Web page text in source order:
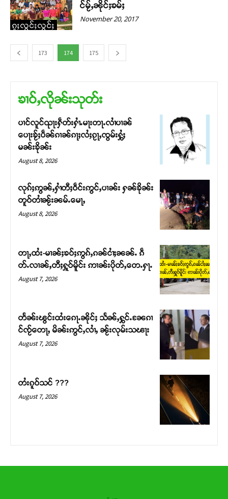
ၵူႈလွင်ႈလွင်ႈ
င်မႂ်ႇၼိုင်ႈၶမ်ႈ
November 20, 2017
173 174 175
ၶၢဝ်ႇလိုၼ်းသုတ်း
ပၢင်လူင်ၺႃးႁဵတ်းႁၢႆႉမႃးတႃႉလၢႆပၢၼ် ​​
ပေႃးၶႂ်ႈပဵၼ်ၵၢၼ်ၵႃႈလႆႈၵႂႃႇၸွမ်းႁွႆႈ
မၼ်းၶိုၼ်း
August 8, 2026
လုၵ်ႈဢွၼ်ႇႁၢႆတီႈဝဵင်းဢွင်ႇပၢၼ်း ႁၼ်ၶိုၼ်း
တူဝ်တၢႆၼႂ်းၼမ်ႉမေႃႇ
August 8, 2026
တႃႇထႆး-မၢၼ်ႈၶဝ်ႈဢွၵ်ႇၵၼ်ငၢႆႈၼၼ်ႉ ၵဵ
တ်ႉလၢၼ်ႇတီႈႁူဝ်မိူင်း ဢၢၼ်းပိုတ်ႇတေႉႁႃႉ
August 7, 2026
တႅၼ်းၽွင်းထႆးၵေႃႉၼိုင်ႈ သႅၼ်ႇႁွင်ႉၼႄၵၢ
င်ၸႂ်တေႃႇ မိၼ်းဢွင်ႇလၢႆႇ ၼႂ်းလုမ်းသၽႃး
August 7, 2026
တႆးၵူဝ်သင် ???
August 7, 2026